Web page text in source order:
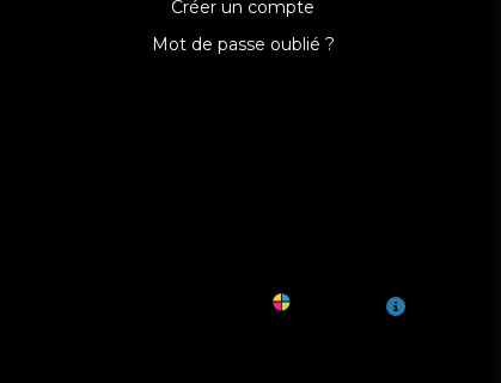
Créer un compte
Mot de passe oublié ?